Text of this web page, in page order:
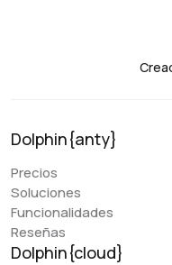
de Zuckerberg, es
configuración, los
usabilidad es muy
de configurar - desde
es la apertura del
Early Berkut
Dolphin{anty}
Precios
Soluciones
Funcionalidades
Reseñas
Dolphin{cloud}